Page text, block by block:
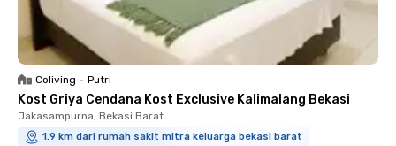
Coliving • Putri
Kost Griya Cendana Kost Exclusive Kalimalang Bekasi
Jakasampurna, Bekasi Barat
1.9 km dari rumah sakit mitra keluarga bekasi barat